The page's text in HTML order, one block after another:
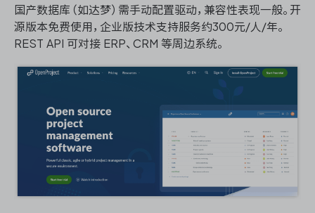
国产数据库（如达梦）需手动配置驱动，兼容性表现一般。开
源版本免费使用，企业版技术支持服务约300元/人/年。
REST API 可对接 ERP、CRM 等周边系统。